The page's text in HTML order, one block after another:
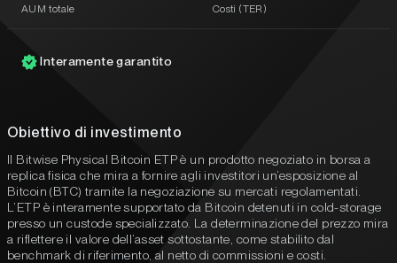
AUM totale Costi (TER)
Interamente garantito
Obiettivo di investimento
Il Bitwise Physical Bitcoin ETP è un prodotto negoziato in borsa a
replica fisica che mira a fornire agli investitori un’esposizione al
Bitcoin (BTC) tramite la negoziazione su mercati regolamentati.
L’ETP è interamente supportato da Bitcoin detenuti in cold-storage
presso un custode specializzato. La determinazione del prezzo mira
a riflettere il valore dell’asset sottostante, come stabilito dal
benchmark di riferimento, al netto di commissioni e costi.